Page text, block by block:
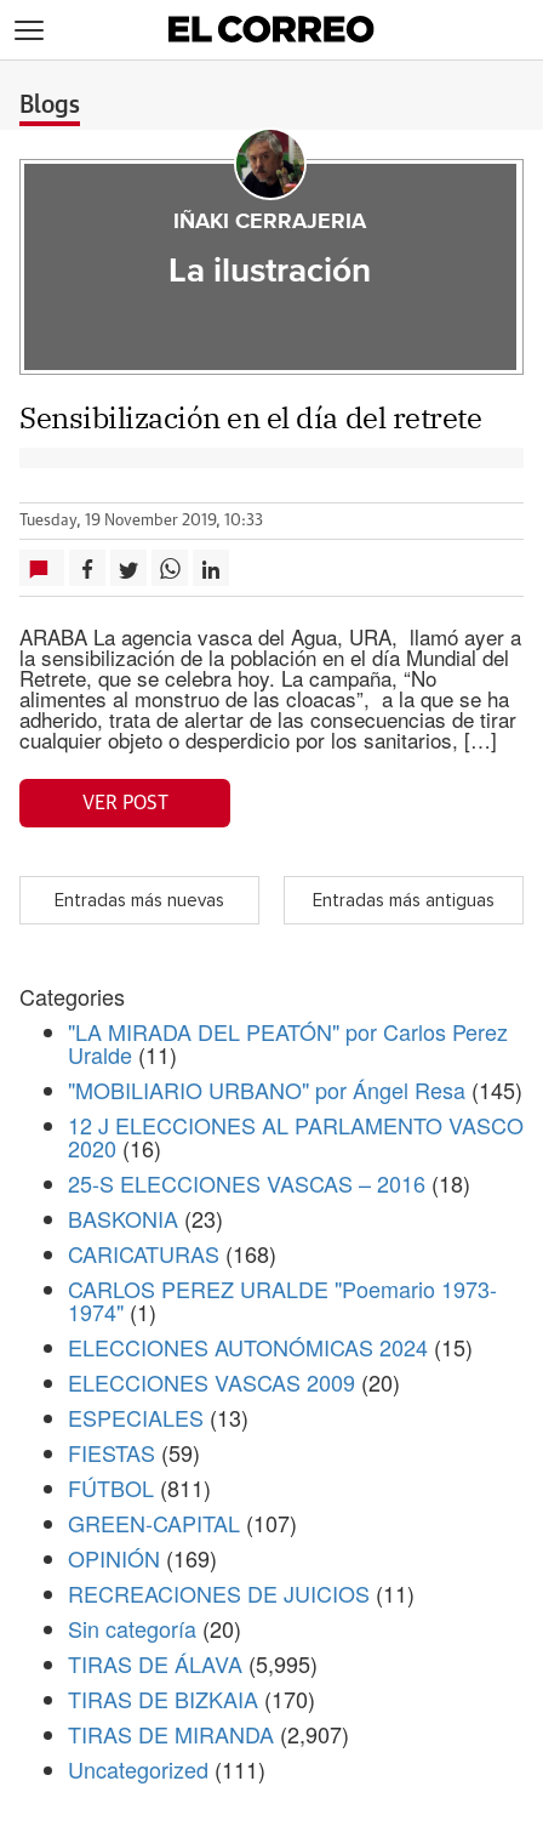
Blogs
IÑAKI CERRAJERIA
La ilustración
Sensibilización en el día del retrete
Tuesday, 19 November 2019, 10:33
ARABA La agencia vasca del Agua, URA, llamó ayer a
la sensibilización de la población en el día Mundial del
Retrete, que se celebra hoy. La campaña, “No
alimentes al monstruo de las cloacas”, a la que se ha
adherido, trata de alertar de las consecuencias de tirar
cualquier objeto o desperdicio por los sanitarios, […]
VER POST
Entradas más nuevas Entradas más antiguas
Categories
"LA MIRADA DEL PEATÓN" por Carlos Perez
Uralde (11)
"MOBILIARIO URBANO" por Ángel Resa (145)
12 J ELECCIONES AL PARLAMENTO VASCO
2020 (16)
25-S ELECCIONES VASCAS – 2016 (18)
BASKONIA (23)
CARICATURAS (168)
CARLOS PEREZ URALDE "Poemario 1973-
1974" (1)
ELECCIONES AUTONÓMICAS 2024 (15)
ELECCIONES VASCAS 2009 (20)
ESPECIALES (13)
FIESTAS (59)
FÚTBOL (811)
GREEN-CAPITAL (107)
OPINIÓN (169)
RECREACIONES DE JUICIOS (11)
Sin categoría (20)
TIRAS DE ÁLAVA (5,995)
TIRAS DE BIZKAIA (170)
TIRAS DE MIRANDA (2,907)
Uncategorized (111)